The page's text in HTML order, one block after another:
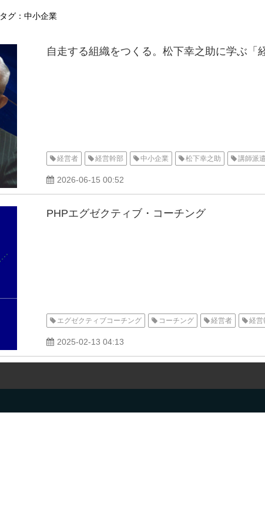
タグ：中小企業
自走する組織をつくる。松下幸之助に学ぶ「
経営者 経営幹部 中小企業 松下幸之助 講師派遣
2026-06-15 00:52
PHPエグゼクティブ・コーチング
エグゼクティブコーチング コーチング 経営者 経営
2025-02-13 04:13